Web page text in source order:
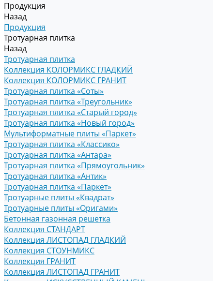
Продукция
Назад
Продукция
Тротуарная плитка
Назад
Тротуарная плитка
Коллекция КОЛОРМИКС ГЛАДКИЙ
Коллекция КОЛОРМИКС ГРАНИТ
Тротуарная плитка «Соты»
Тротуарная плитка «Треугольник»
Тротуарная плитка «Старый город»
Тротуарная плитка «Новый город»
Мультиформатные плиты «Паркет»
Тротуарная плитка «Классико»
Тротуарная плитка «Антара»
Тротуарная плитка «Прямоугольник»
Тротуарная плитка «Антик»
Тротуарная плитка «Паркет»
Тротуарные плиты «Квадрат»
Тротуарные плиты «Оригами»
Бетонная газонная решетка
Коллекция СТАНДАРТ
Коллекция ЛИСТОПАД ГЛАДКИЙ
Коллекция СТОУНМИКС
Коллекция ГРАНИТ
Коллекция ЛИСТОПАД ГРАНИТ